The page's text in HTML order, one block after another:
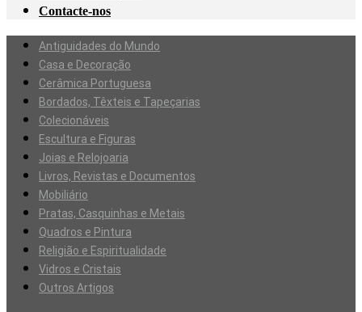
Contacte-nos
Antiguidades do Mundo
Casa e Decoração
Cerâmica Portuguesa
Bordados, Têxteis e Tapeçarias
Colecionáveis
Escultura e Figuras
Joias e Relojoaria
Livros, Revistas e Documentos
Mobiliário
Pratas, Casquinhas e Metais
Quadros e Pintura
Religião e Espiritualidade
Vidros e Cristais
Outros Artigos